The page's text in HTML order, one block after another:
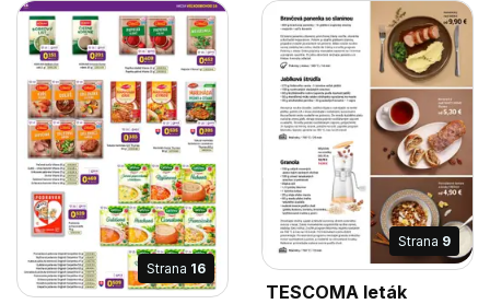
Strana 16
Strana 9
TESCOMA leták